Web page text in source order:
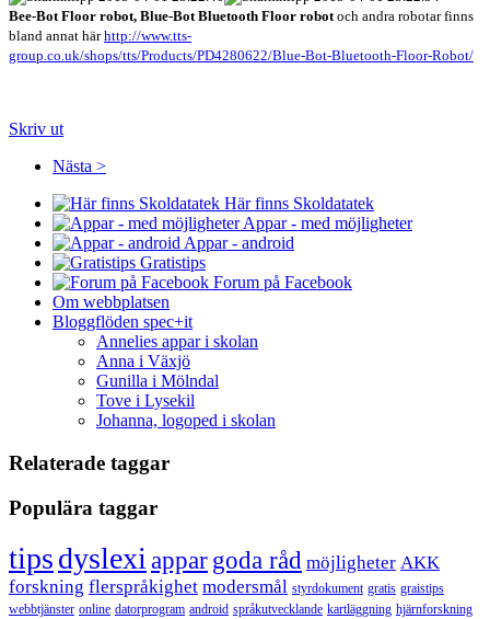
Bee-Bot Floor robot, Blue-Bot Bluetooth Floor robotoch andra robotar finns
bland annat härhttp://www.tts-
group.co.uk/shops/tts/Products/PD4280622/Blue-Bot-Bluetooth-Floor-Robot/
Skriv ut
Nästa >
Här finns Skoldatatek
Appar - med möjligheter
Appar - android
Gratistips
Forum på Facebook
Om webbplatsen
Bloggflöden spec+it
Annelies appar i skolan
Anna i Växjö
Gunilla i Mölndal
Tove i Lysekil
Johanna, logoped i skolan
Relaterade taggar
Populära taggar
tipsdyslexi appar goda råd möjligheter AKK
forskning flerspråkighet modersmål styrdokument gratis graistips
webbtjänster online datorprogram android språkutvecklande kartläggning hjärnforskning